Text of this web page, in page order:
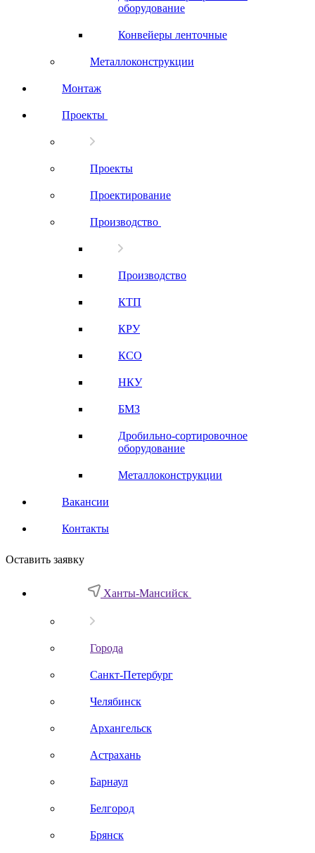
оборудование
Конвейеры ленточные
Металлоконструкции
Монтаж
Проекты
Проекты
Проектирование
Производство
Производство
КТП
КРУ
КСО
НКУ
БМЗ
Дробильно-сортировочное
оборудование
Металлоконструкции
Вакансии
Контакты
Оставить заявку
Ханты-Мансийск
Города
Санкт-Петербург
Челябинск
Архангельск
Астрахань
Барнаул
Белгород
Брянск